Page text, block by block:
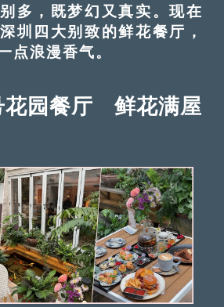
多，既梦幻又真实。现在
圳四大别致的鲜花餐厅，
点浪漫香气。
花园餐厅 鲜花满屋